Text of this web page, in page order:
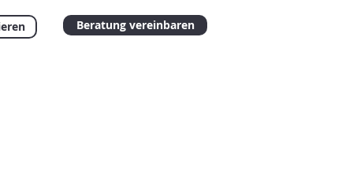
Beratung vereinbaren